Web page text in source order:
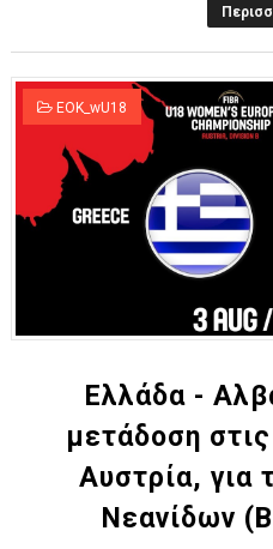
EOK_wU18
Ελλάδα -
μετάδοση
Αυστρία, για
Νεανίδων